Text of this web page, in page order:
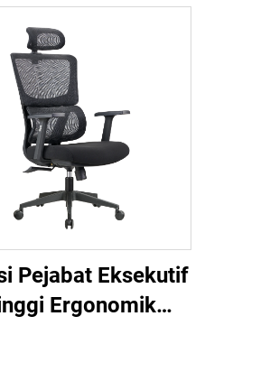
Pejabat Eksekutif
Ergonomik